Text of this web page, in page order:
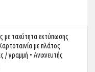
με ταχύτητα εκτύπωσης
με πλάτος
/ γραμμή • Ανιχνευτής